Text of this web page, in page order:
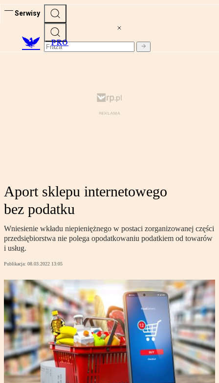
Serwisy
PRO
Aport sklepu internetowego
bez podatku
Wniesienie wkładu niepieniężnego w postaci zorganizowanej części
przedsiębiorstwa nie polega opodatkowaniu podatkiem od towarów
i usług.
Publikacja: 08.03.2022 13:05